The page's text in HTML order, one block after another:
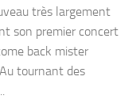
très largement
son premier concert
back mister
Au tournant des